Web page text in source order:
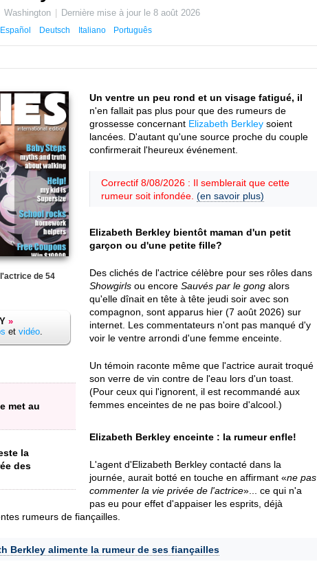
Washington Dernière mise à jour le8 août 2026
Español Deutsch Italiano Português
de 54
»
et vidéo.
met au
la
des
Un ventre un peu rond et un visage fatigué, il
n'en fallait pas plus pour que des rumeurs de
grossesse concernant Elizabeth Berkley soient
lancées. D'autant qu'une source proche du couple
confirmerait l'heureux événement.
Correctif 8/08/2026 : Il semblerait que cette
rumeur soit infondée. (en savoir plus)
Elizabeth Berkley bientôt maman d'un petit
garçon ou d'une petite fille?
Des clichés de l'actrice célèbre pour ses rôles dans
Showgirls ou encore Sauvés par le gong alors
qu'elle dînait en tête à tête jeudi soir avec son
compagnon, sont apparus hier (7 août 2026) sur
internet. Les commentateurs n'ont pas manqué d'y
voir le ventre arrondi d'une femme enceinte.
Un témoin raconte même que l'actrice aurait troqué
son verre de vin contre de l'eau lors d'un toast.
(Pour ceux qui l'ignorent, il est recommandé aux
femmes enceintes de ne pas boire d'alcool.)
Elizabeth Berkley enceinte : la rumeur enfle!
L'agent d'Elizabeth Berkley contacté dans la
journée, aurait botté en touche en affirmant «ne pas
commenter la vie privée de l'actrice»... ce qui n'a
pas eu pour effet d'appaiser les esprits, déjà
rumeurs de fiançailles.
Berkley alimente la rumeur de ses fiançailles